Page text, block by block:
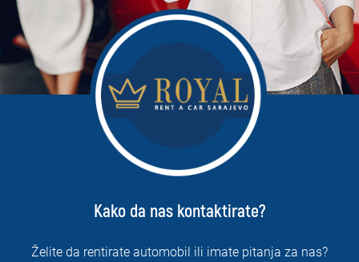
Kako da nas kontaktirate?
Želite da rentirate automobil ili imate pitanja za nas?